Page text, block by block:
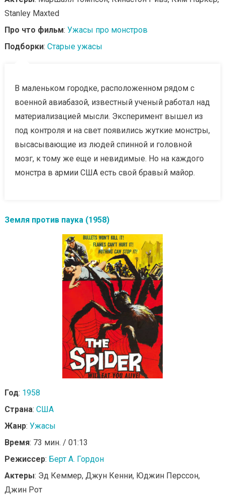
Stanley Maxted
Про что фильм: Ужасы про монстров
Подборки: Старые ужасы
В маленьком городке, расположенном рядом с
военной авиабазой, известный ученый работал над
материализацией мысли. Эксперимент вышел из
под контроля и на свет появились жуткие монстры,
высасывающие из людей спинной и головной
мозг, к тому же еще и невидимые. Но на каждого
монстра в армии США есть свой бравый майор.
Земля против паука (1958)
Год: 1958
Страна: США
Жанр: Ужасы
Время: 73 мин. / 01:13
Режиссер: Берт А. Гордон
Актеры: Эд Кеммер, Джун Кенни, Юджин Перссон,
Джин Рот